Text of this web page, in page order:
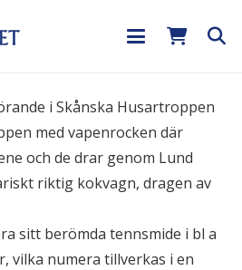
i Skånska Husartroppen
med vapenrocken där
och de drar genom Lund
riktig kokvagn, dragen av
sitt berömda tennsmide i bl a
vilka numera tillverkas i en